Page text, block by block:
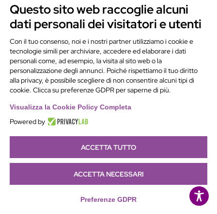
Perché è
importante
adeguarsi alla
direttiva NIS2?
Quali sono le
sanzioni previste
dalla direttiva
NIS2?
Chi deve effettuare
un NIS2 Audit?
Perché scegliere il
NIS2 Team di
Gruppo Alchimie?
Questo sito web raccoglie alcuni
dati personali dei visitatori e utenti
Con il tuo consenso, noi e i nostri partner utilizziamo i cookie e
tecnologie simili per archiviare, accedere ed elaborare i dati
personali come, ad esempio, la visita al sito web o la
personalizzazione degli annunci. Poiché rispettiamo il tuo diritto
alla privacy, è possibile scegliere di non consentire alcuni tipi di
cookie. Clicca su preferenze GDPR per saperne di più.
Visualizza la Cookie Policy Completa
Powered by
ACCETTA TUTTO
ACCETTA NECESSARI
Preferenze GDPR